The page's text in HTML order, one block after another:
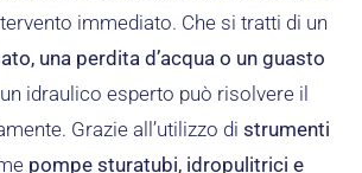
immediato. Che si tratti di un
una perdita d’acqua o un guasto
idraulico esperto può risolvere il
Grazie all’utilizzo di strumenti
pompe sturatubi, idropulitrici e